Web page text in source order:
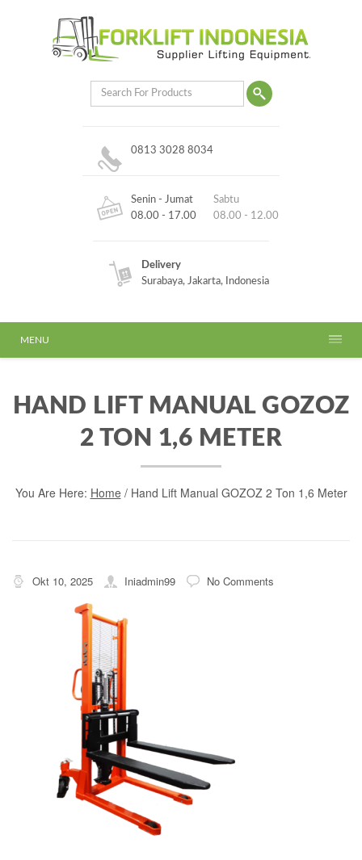
0813 3028 8034
Senin - Jumat
08.00 - 17.00
Sabtu
08.00 - 12.00
Delivery
Surabaya, Jakarta, Indonesia
MENU
HAND LIFT MANUAL GOZOZ
2 TON 1,6 METER
You Are Here: Home/ Hand Lift Manual GOZOZ 2 Ton 1,6 Meter
Okt 10, 2025 Iniadmin99 No Comments